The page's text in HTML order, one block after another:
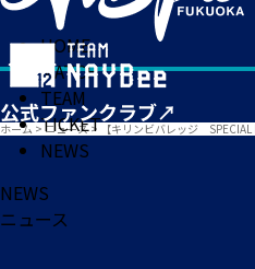
HOME
MATCH
TEAM
TICKET
NEWS
ホーム > ニュース> 【キリンビバレッジ
NEWS
ニュース